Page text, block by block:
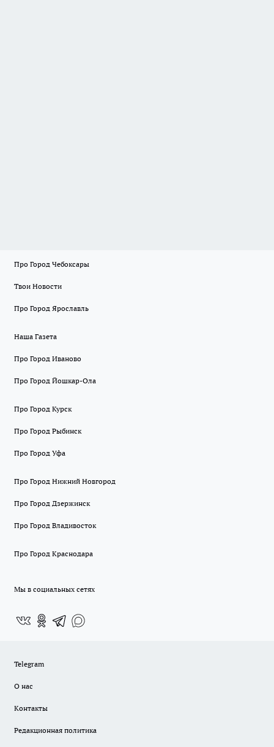
Про Город Чебоксары
Твои Новости
Про Город Ярославль
Наша Газета
Про Город Иваново
Про Город Йошкар-Ола
Про Город Курск
Про Город Рыбинск
Про Город Уфа
Про Город Нижний Новгород
Про Город Дзержинск
Про Город Владивосток
Про Город Краснодара
Мы в социальных сетях
Telegram
О нас
Контакты
Редакционная политика